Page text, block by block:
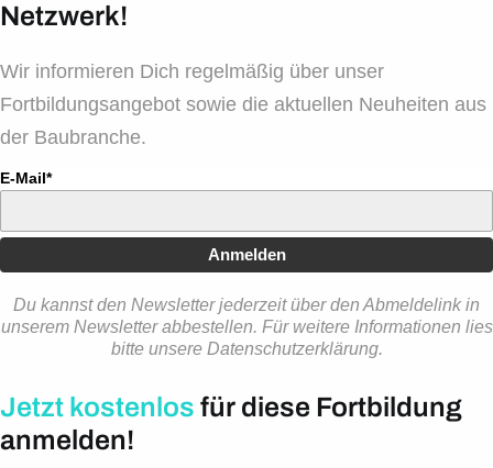
Netzwerk!
Wir informieren Dich regelmäßig über unser
Fortbildungsangebot sowie die aktuellen Neuheiten aus
der Baubranche.
E-Mail*
Anmelden
Du kannst den Newsletter jederzeit über den Abmeldelink in
unserem Newsletter abbestellen. Für weitere Informationen lies
bitte unsere Datenschutzerklärung.
Jetzt kostenlos für diese Fortbildung
anmelden!